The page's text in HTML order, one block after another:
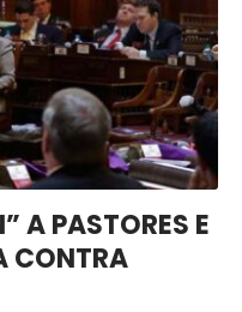
A PASTORES E
CONTRA